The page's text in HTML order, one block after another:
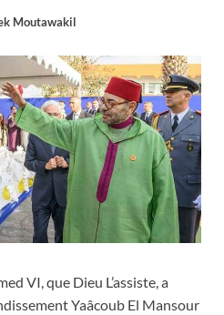
Moutawakil
VI, que Dieu L’assiste, a
Yaâcoub El Mansour